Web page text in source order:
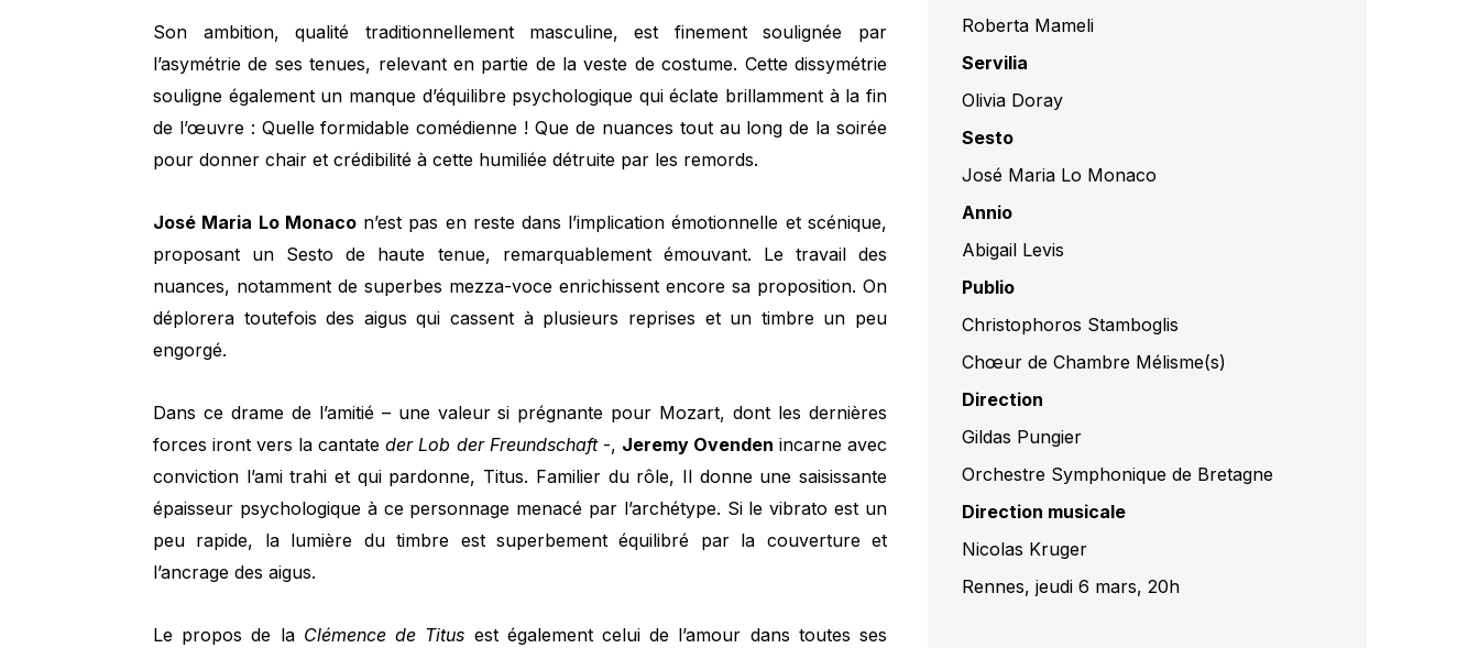
Son ambition, qualité traditionnellement masculine, est finement soulignée par
l’asymétrie de ses tenues, relevant en partie de la veste de costume. Cette dissymétrie
souligne également un manque d’équilibre psychologique qui éclate brillamment à la fin
de l’œuvre : Quelle formidable comédienne ! Que de nuances tout au long de la soirée
pour donner chair et crédibilité à cette humiliée détruite par les remords.
José Maria Lo Monacon’est pas en reste dans l’implication émotionnelle et scénique,
proposant un Sesto de haute tenue, remarquablement émouvant. Le travail des
nuances, notamment de superbes mezza-voce enrichissent encore sa proposition. On
déplorera toutefois des aigus qui cassent à plusieurs reprises et un timbre un peu
engorgé.
Dans ce drame de l’amitié – une valeur si prégnante pour Mozart, dont les dernières
forces iront vers la cantateder Lob der Freundschaft-, Jeremy Ovenden incarne avec
conviction l’ami trahi et qui pardonne, Titus. Familier du rôle, Il donne une saisissante
épaisseur psychologique à ce personnage menacé par l’archétype. Si le vibrato est un
peu rapide, la lumière du timbre est superbement équilibré par la couverture et
l’ancrage des aigus.
Le propos de la Clémence de Titus est également celui de l’amour dans toutes ses
Roberta Mameli
Servilia
Olivia Doray
Sesto
José Maria Lo Monaco
Annio
Abigail Levis
Publio
Christophoros Stamboglis
Chœur de Chambre Mélisme(s)
Direction
Gildas Pungier
Orchestre Symphonique de Bretagne
Direction musicale
Nicolas Kruger
Rennes, jeudi 6 mars, 20h